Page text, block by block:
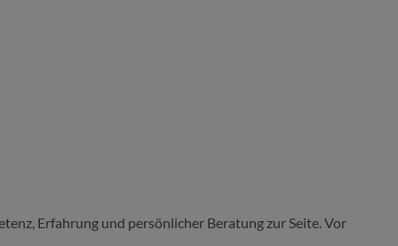
Erfahrung und persönlicher Beratung zur Seite. Vor